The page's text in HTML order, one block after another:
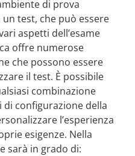
di prova
test, che può essere
aspetti dell’esame
offre numerose
che possono essere
il test. È possibile
combinazione
configurazione della
l’esperienza
esigenze. Nella
sarà in grado di: